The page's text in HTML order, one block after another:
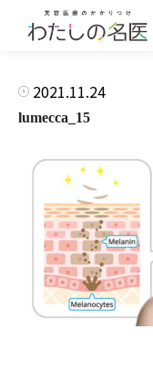
2021.11.24
lumecca_15